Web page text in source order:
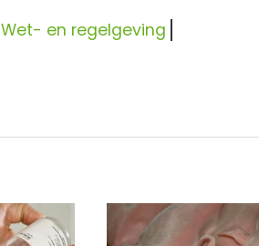
Wet- en regelgeving